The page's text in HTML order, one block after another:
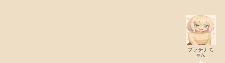
プラチナち
ゃん